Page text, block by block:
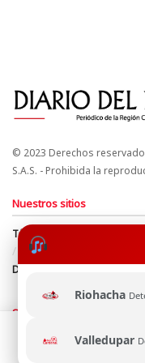
Riohacha
Valledupar
© 2023 Derechos
S.A.S. - Prohibida la
Nuestros sitios
Términos y Condiciones
Política de uso de cookies
Directrices Editoriales
Síguenos
Esta página web usa
navegación, al